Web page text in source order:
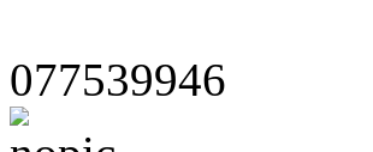
077539946